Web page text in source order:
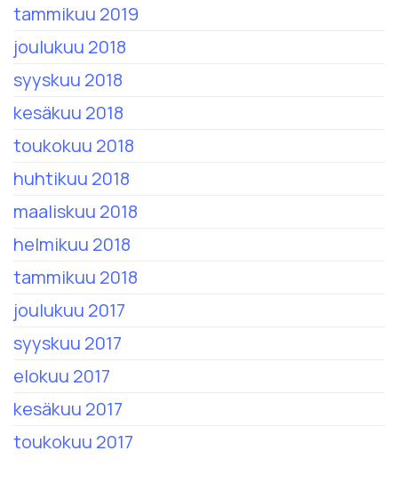
tammikuu 2019
joulukuu 2018
syyskuu 2018
kesäkuu 2018
toukokuu 2018
huhtikuu 2018
maaliskuu 2018
helmikuu 2018
tammikuu 2018
joulukuu 2017
syyskuu 2017
elokuu 2017
kesäkuu 2017
toukokuu 2017